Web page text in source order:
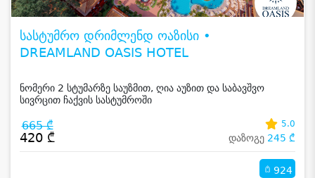
სასტუმრო დრიმლენდ ოაზისი •
DREAMLAND OASIS HOTEL
ნომერი 2 სტუმარზე საუზმით, ღია აუზით და საბავშვო
სივრცით ჩაქვის სასტუმროში
665 ₾
420 ₾
5.0
დაზოგე 245 ₾
924